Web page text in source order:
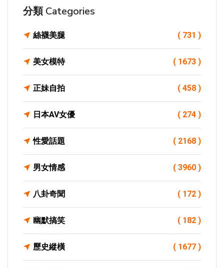
分類 Categories
絲襪美腿 ( 731 )
美女模特 ( 1673 )
正妹自拍 ( 458 )
日本AV女優 ( 274 )
性愛話題 ( 2168 )
男女情感 ( 3960 )
八卦奇聞 ( 172 )
幽默搞笑 ( 182 )
歷史縱橫 ( 1677 )